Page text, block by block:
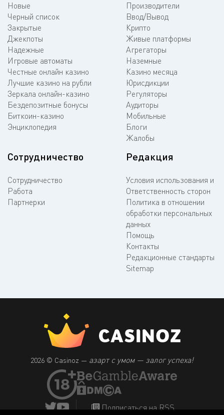
Новые
Черный список
Закрытые
Джекпоты
Надежные
Игровые автоматы
Честные онлайн казино
Лучшие казино на рубли
Зеркала онлайн-казино
Бездепозитные бонусы
Биткоин-казино
Энциклопедия
Производители
Ввод/Вывод
Крипто
Живые платформы
Агрегаторы
Наземные
Казино месяца
Юрисдикции
Регуляторы
Аудиторы
Мобильные
Блоги
Жалобы
Сотрудничество
Сотрудничество
Работа
Партнерки
Редакция
Условия использования и
Ответственность сторон
Политика в отношении
обработки персональных
данных
Помощь
Контакты
Редакционные стандарты
Sitemap
2026 © Casinoz — азарт с умом — залог успеха!
Подписаться на RSS